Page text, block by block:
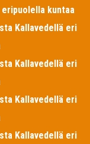
kuntaa
Kallavedellä eri
Kallavedellä eri
Kallavedellä eri
Kallavedellä eri